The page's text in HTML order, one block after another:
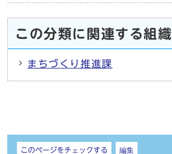
この分類に関連する組織
まちづくり推進課
しおり
このページをチェックする 編集